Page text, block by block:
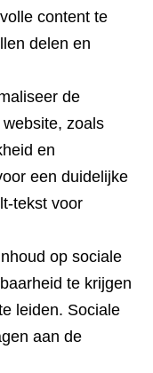
content te
delen en
de
zoals
en
een duidelijke
tekst voor
op sociale
te krijgen
leiden. Sociale
aan de